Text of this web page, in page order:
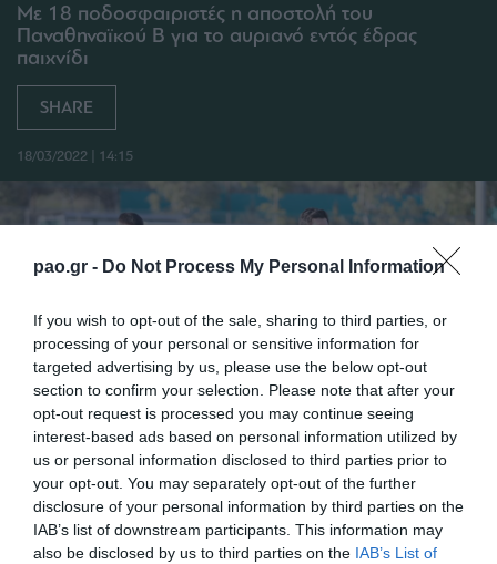
pao.gr - Do Not Process My Personal Information
If you wish to opt-out of the sale, sharing to third parties, or
processing of your personal or sensitive information for
targeted advertising by us, please use the below opt-out
section to confirm your selection. Please note that after your
opt-out request is processed you may continue seeing
interest-based ads based on personal information utilized by
us or personal information disclosed to third parties prior to
your opt-out. You may separately opt-out of the further
disclosure of your personal information by third parties on the
IAB’s list of downstream participants. This information may
also be disclosed by us to third parties on the IAB’s List of
Με 18 ποδοσφαιριστές η αποστολή του
Παναθηναϊκού Β για το αυριανό εντός έδρας
παιχνίδι
SHARE
18/03/2022 | 14:15
Με προπόνηση στο Κορωπί ολοκληρώθηκε σήμερα